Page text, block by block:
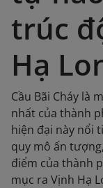
trúc
Hạ
Cầu Bãi Cháy là
nhất của thành
hiện đại này nổi
quy mô ấn
điểm của thành
mục ra Vịnh Hạ